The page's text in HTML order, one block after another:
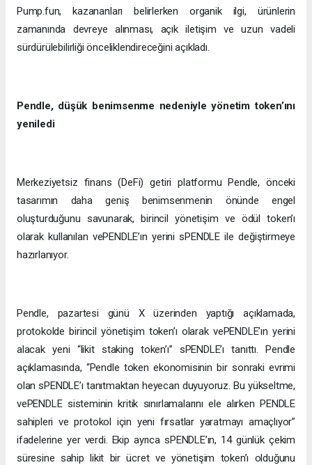
Pump.fun, kazananları belirlerken organik ilgi, ürünlerin
zamanında devreye alınması, açık iletişim ve uzun vadeli
sürdürülebilirliği önceliklendireceğini açıkladı.
Pendle, düşük benimsenme nedeniyle yönetim token’ını
yeniledi
Merkeziyetsiz finans (DeFi) getiri platformu Pendle, önceki
tasarımın daha geniş benimsenmenin önünde engel
oluşturduğunu savunarak, birincil yönetişim ve ödül token’ı
olarak kullanılan vePENDLE’ın yerini sPENDLE ile değiştirmeye
hazırlanıyor.
Pendle, pazartesi günü X üzerinden yaptığı açıklamada,
protokolde birincil yönetişim token’ı olarak vePENDLE’ın yerini
alacak yeni “likit staking token’ı” sPENDLE’ı tanıttı. Pendle
açıklamasında, “Pendle token ekonomisinin bir sonraki evrimi
olan sPENDLE’ı tanıtmaktan heyecan duyuyoruz. Bu yükseltme,
vePENDLE sisteminin kritik sınırlamalarını ele alırken PENDLE
sahipleri ve protokol için yeni fırsatlar yaratmayı amaçlıyor”
ifadelerine yer verdi. Ekip ayrıca sPENDLE’ın, 14 günlük çekim
süresine sahip likit bir ücret ve yönetişim token’ı olduğunu